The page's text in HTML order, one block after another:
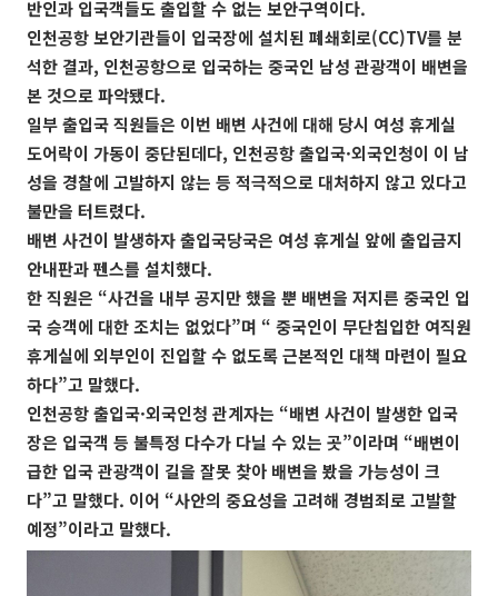
반인과 입국객들도 출입할 수 없는 보안구역이다.
인천공항 보안기관들이 입국장에 설치된 폐쇄회로(CC)TV를 분
석한 결과, 인천공항으로 입국하는 중국인 남성 관광객이 배변을
본 것으로 파악됐다.
일부 출입국 직원들은 이번 배변 사건에 대해 당시 여성 휴게실
도어락이 가동이 중단된데다, 인천공항 출입국·외국인청이 이 남
성을 경찰에 고발하지 않는 등 적극적으로 대처하지 않고 있다고
불만을 터트렸다.
배변 사건이 발생하자 출입국당국은 여성 휴게실 앞에 출입금지
안내판과 펜스를 설치했다.
한 직원은 “사건을 내부 공지만 했을 뿐 배변을 저지른 중국인 입
국 승객에 대한 조치는 없었다”며 “ 중국인이 무단침입한 여직원
휴게실에 외부인이 진입할 수 없도록 근본적인 대책 마련이 필요
하다”고 말했다.
인천공항 출입국·외국인청 관계자는 “배변 사건이 발생한 입국
장은 입국객 등 불특정 다수가 다닐 수 있는 곳”이라며 “배변이
급한 입국 관광객이 길을 잘못 찾아 배변을 봤을 가능성이 크
다”고 말했다. 이어 “사안의 중요성을 고려해 경범죄로 고발할
예정”이라고 말했다.